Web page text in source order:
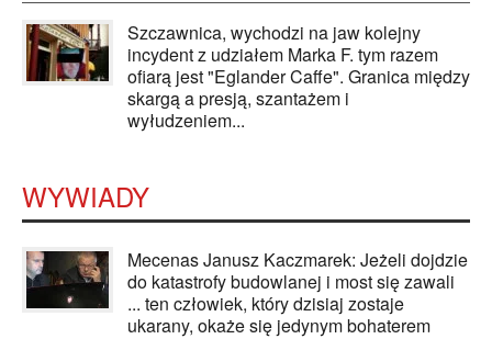
Szczawnica, wychodzi na jaw kolejny
incydent z udziałem Marka F. tym razem
ofiarą jest "Eglander Caffe". Granica między
skargą a presją, szantażem i
wyłudzeniem...
WYWIADY
Mecenas Janusz Kaczmarek: Jeżeli dojdzie
do katastrofy budowlanej i most się zawali
... ten człowiek, który dzisiaj zostaje
ukarany, okaże się jedynym bohaterem